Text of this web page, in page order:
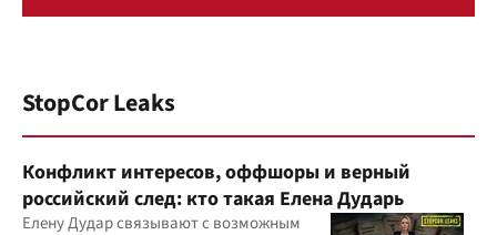
StopCor Leaks
Конфликт интересов, оффшоры и верный
российский след: кто такая Елена Дударь
Елену Дудар связывают с возможным